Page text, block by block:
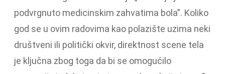
podvrgnuto medicinskim zahvatima bola”. Koliko
god se u ovim radovima kao polazište uzima neki
društveni ili politički okvir, direktnost scene tela
je ključna zbog toga da bi se omogućilo